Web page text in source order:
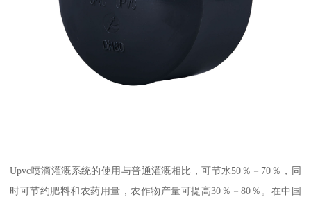
Upvc喷滴灌溉系统的使用与普通灌溉相比，可节水50％－70％，同
时可节约肥料和农药用量，农作物产量可提高30％－80％。在中国